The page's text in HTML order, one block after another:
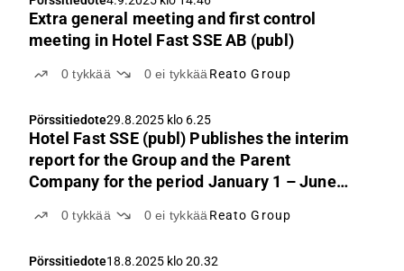
Extra general meeting and first control
meeting in Hotel Fast SSE AB (publ)
0tykkää 0ei tykkää Reato Group
Pörssitiedote29.8.2025 klo 6.25
Hotel Fast SSE (publ) Publishes the interim
report for the Group and the Parent
Company for the period January 1 – June
0tykkää 0ei tykkää Reato Group
Pörssitiedote18.8.2025 klo 20.32